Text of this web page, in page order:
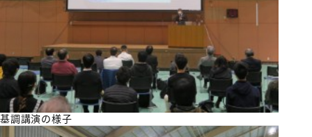
基調講演の様子